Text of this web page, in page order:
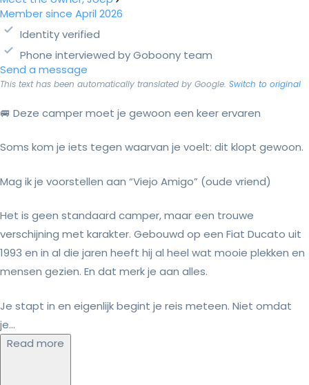
Member since April 2026
Identity verified
Phone interviewed by Goboony team
Send a message
This text has been automatically translated by Google. Switch to original
🚐 Deze camper moet je gewoon een keer ervaren
Soms kom je iets tegen waarvan je voelt: dit klopt gewoon.
Mag ik je voorstellen aan “Viejo Amigo” (oude vriend)
Het is geen standaard camper, maar een trouwe
verschijning met karakter. Gebouwd op een Fiat Ducato uit
1993 en in al die jaren heeft hij al heel wat mooie plekken en
mensen gezien. En dat merk je aan alles.
Je stapt in en eigenlijk begint je reis meteen. Niet omdat
je...
Read more